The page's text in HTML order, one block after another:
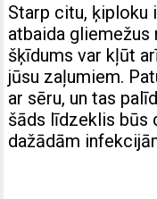
Starp citu, ķiploku
atbaida
šķīdums var kļūt
jūsu zaļumiem.
ar sēru, un tas
šāds līdzeklis būs
dažādām